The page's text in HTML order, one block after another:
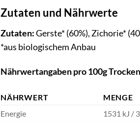
Zutaten und Nährwerte
Zutaten:Gerste* (60%), Zichorie*
*aus biologischem Anbau
Nährwertangaben pro 100g
NÄHRWERT
MENGE
Energie
1531 kJ /